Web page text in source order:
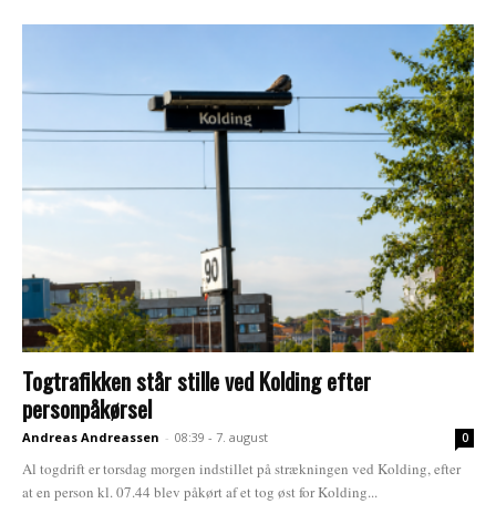
Togtrafikken står stille ved Kolding efter
personpåkørsel
Andreas Andreassen - 08:39 - 7. august 0
Al togdrift er torsdag morgen indstillet på strækningen ved Kolding, efter
at en person kl. 07.44 blev påkørt af et tog øst for Kolding...